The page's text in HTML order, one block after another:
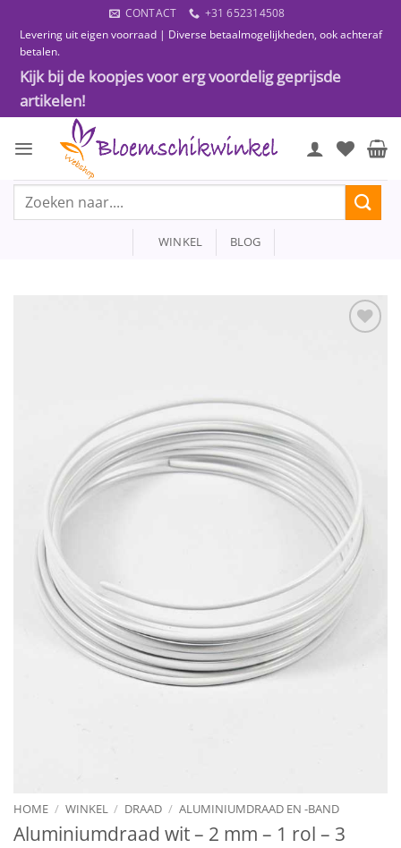
naar
inhoud
CONTACT
+31 652314508
Levering uit eigen voorraad | Diverse betaalmogelijkheden, ook achteraf
betalen.
Kijk bij de koopjes voor erg voordelig geprijsde
artikelen!
Zoeken
WINKEL BLOG
HOME / WINKEL / DRAAD / ALUMINIUMDRAAD EN -BAND
Aluminiumdraad wit – 2 mm – 1 rol – 3